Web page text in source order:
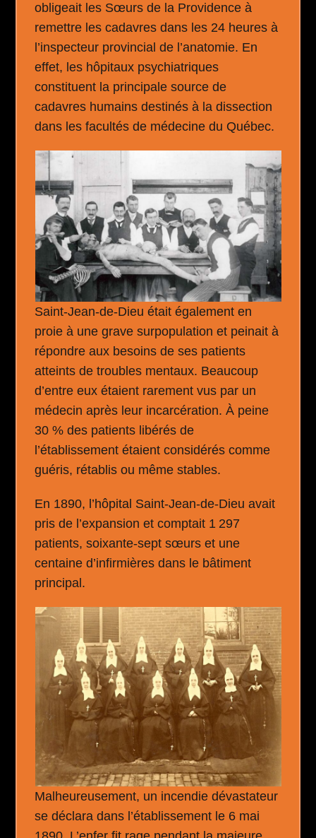
obligeait les Sœurs de la Providence à
remettre les cadavres dans les 24 heures à
l’inspecteur provincial de l’anatomie. En
effet, les hôpitaux psychiatriques
constituent la principale source de
cadavres humains destinés à la dissection
dans les facultés de médecine du Québec.
Saint-Jean-de-Dieu était également en
proie à une grave surpopulation et peinait à
répondre aux besoins de ses patients
atteints de troubles mentaux. Beaucoup
d’entre eux étaient rarement vus par un
médecin après leur incarcération. À peine
30 % des patients libérés de
l’établissement étaient considérés comme
guéris, rétablis ou même stables.
En 1890, l’hôpital Saint-Jean-de-Dieu avait
pris de l’expansion et comptait 1 297
patients, soixante-sept sœurs et une
centaine d’infirmières dans le bâtiment
principal.
Malheureusement, un incendie dévastateur
se déclara dans l’établissement le 6 mai